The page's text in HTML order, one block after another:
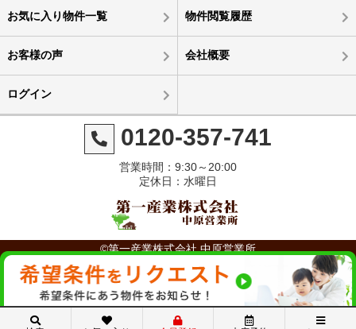
お気に入り物件一覧 物件閲覧履歴
お客様の声 会社概要
ログイン
0120-357-741
営業時間：9:30～20:00
定休日：水曜日
©第一産業株式会社 中原営業所